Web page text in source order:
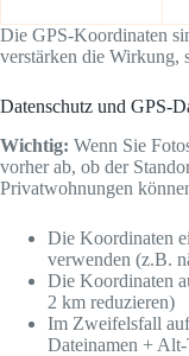
Die GPS-Koordinaten
verstärken die Wirkung,
Datenschutz und GPS-
Wichtig: Wenn Sie
vorher ab, ob der
Privatwohnungen
Die Koordinaten
verwenden (z.B.
Die Koordinaten
2 km reduzieren)
Im Zweifelsfall
Dateinamen +